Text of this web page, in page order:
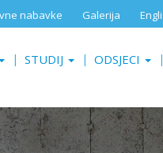
nabavke Galerija
STUDIJ ODSJECI